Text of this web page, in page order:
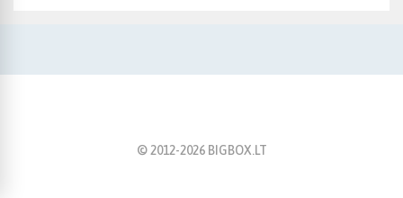
© 2012-2026BIGBOX.LT